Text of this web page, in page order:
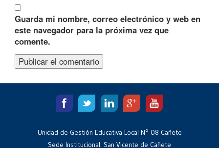
Guarda mi nombre, correo electrónico y web en
este navegador para la próxima vez que
comente.
Unidad de Gestión Educativa Local N° 08 Cañete
Sede Institucional: San Vicente de Cañete